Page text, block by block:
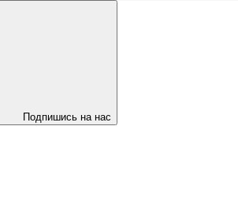
Подпишись на нас